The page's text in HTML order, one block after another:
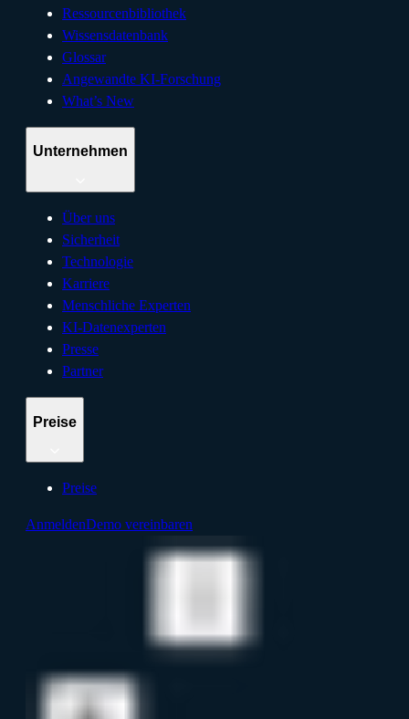
Ressourcenbibliothek
Wissensdatenbank
Glossar
Angewandte KI-Forschung
What’s New
Unternehmen
Über uns
Sicherheit
Technologie
Karriere
Menschliche Experten
KI-Datenexperten
Presse
Partner
Preise
Preise
AnmeldenDemo vereinbaren